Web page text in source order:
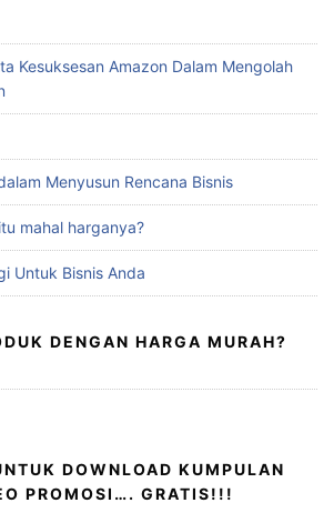
Kesuksesan Amazon Dalam Mengolah
Menyusun Rencana Bisnis
mahal harganya?
Untuk Bisnis Anda
DENGAN HARGA MURAH?
DOWNLOAD KUMPULAN
PROMOSI…. GRATIS!!!